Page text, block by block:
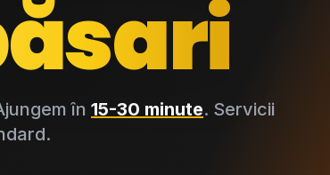
în 15-30 minute. Servicii